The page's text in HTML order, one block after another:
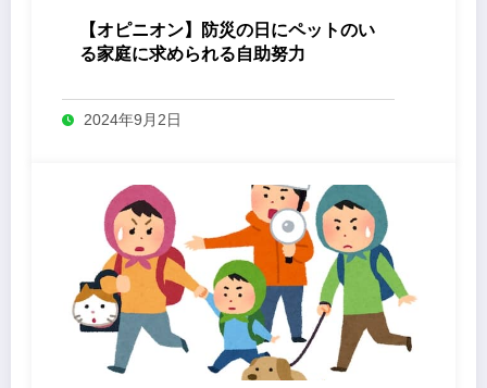
【オピニオン】防災の日にペットのい
る家庭に求められる自助努力
2024年9月2日